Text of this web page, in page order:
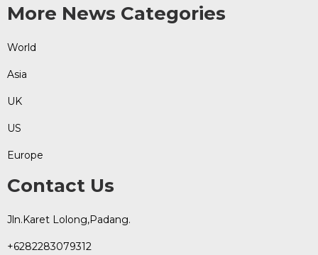
More News Categories
World
Asia
UK
US
Europe
Contact Us
Jln.Karet Lolong,Padang.
+6282283079312